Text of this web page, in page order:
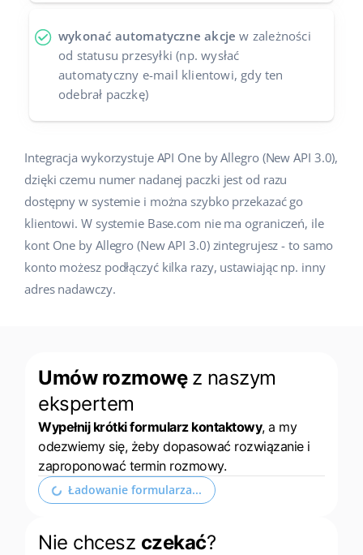
wykonać automatyczne akcje w zależności
od statusu przesyłki (np. wysłać
automatyczny e-mail klientowi, gdy ten
odebrał paczkę)
Integracja wykorzystuje API One by Allegro (New API 3.0),
dzięki czemu numer nadanej paczki jest od razu
dostępny w systemie i można szybko przekazać go
klientowi. W systemie Base.com nie ma ograniczeń, ile
kont One by Allegro (New API 3.0) zintegrujesz - to samo
konto możesz podłączyć kilka razy, ustawiając np. inny
adres nadawczy.
Umów rozmowę z naszym
ekspertem
Wypełnij krótki formularz kontaktowy, a my
odezwiemy się, żeby dopasować rozwiązanie i
zaproponować termin rozmowy.
Ładowanie formularza...
Nie chcesz czekać?